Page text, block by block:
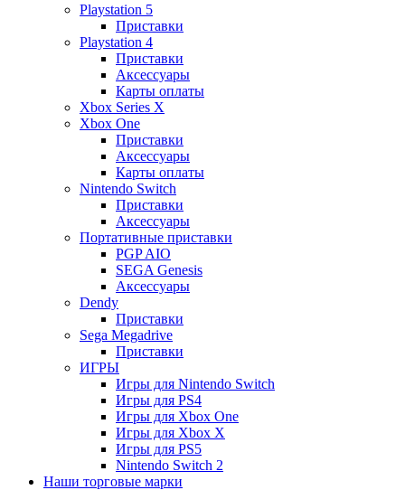
Playstation 5
Приставки
Playstation 4
Приставки
Аксессуары
Карты оплаты
Xbox Series X
Xbox One
Приставки
Аксессуары
Карты оплаты
Nintendo Switch
Приставки
Аксессуары
Портативные приставки
PGP AIO
SEGA Genesis
Аксессуары
Dendy
Приставки
Sega Megadrive
Приставки
ИГРЫ
Игры для Nintendo Switch
Игры для PS4
Игры для Xbox One
Игры для Xbox X
Игры для PS5
Nintendo Switch 2
Наши торговые марки